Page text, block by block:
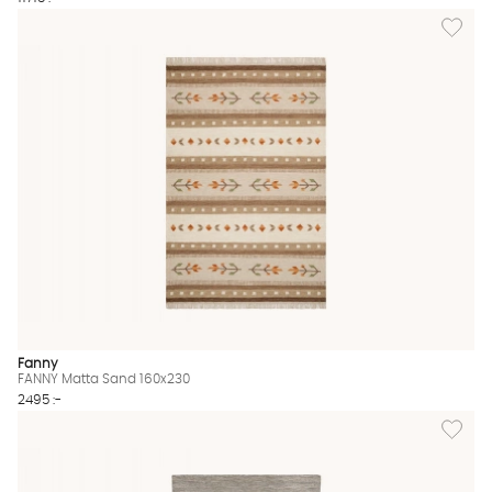
Lägg
Fanny
FANNY Matta Sand 160x230
2495 :-
Lägg